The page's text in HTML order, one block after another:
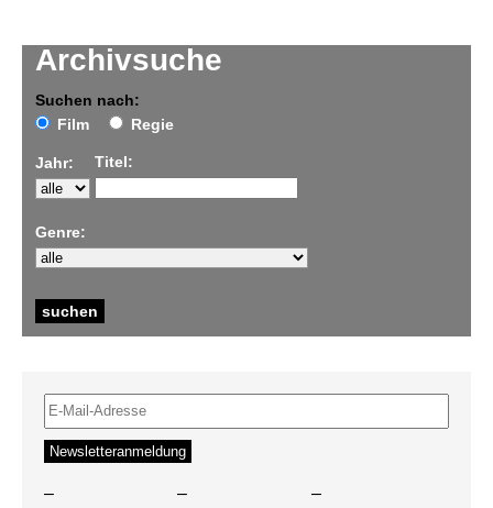
Archivsuche
Suchen nach:
Film
Regie
Jahr: Titel:
Genre:
– – –